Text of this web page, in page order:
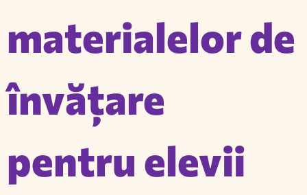
materialelor de
învățare
pentru elevii